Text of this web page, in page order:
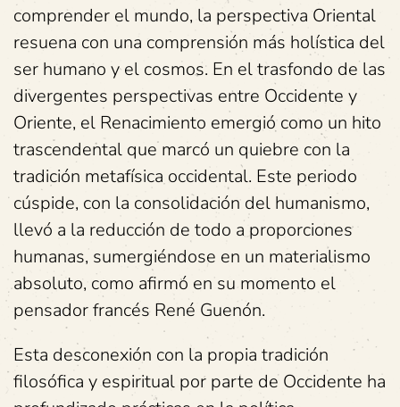
comprender el mundo, la perspectiva Oriental
resuena con una comprensión más holística del
ser humano y el cosmos. En el trasfondo de las
divergentes perspectivas entre Occidente y
Oriente, el Renacimiento emergió como un hito
trascendental que marcó un quiebre con la
tradición metafísica occidental. Este periodo
cúspide, con la consolidación del humanismo,
llevó a la reducción de todo a proporciones
humanas, sumergiéndose en un materialismo
absoluto, como afirmó en su momento el
pensador francés René Guenón.
Esta desconexión con la propia tradición
filosófica y espiritual por parte de Occidente ha